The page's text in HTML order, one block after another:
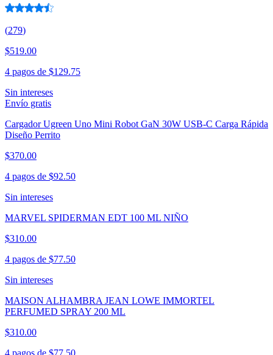
(279)
$519.00
4 pagos de $129.75
Sin intereses
Envío gratis
Cargador Ugreen Uno Mini Robot GaN 30W USB-C Carga Rápida
Diseño Perrito
$370.00
4 pagos de $92.50
Sin intereses
MARVEL SPIDERMAN EDT 100 ML NIÑO
$310.00
4 pagos de $77.50
Sin intereses
MAISON ALHAMBRA JEAN LOWE IMMORTEL
PERFUMED SPRAY 200 ML
$310.00
4 pagos de $77.50